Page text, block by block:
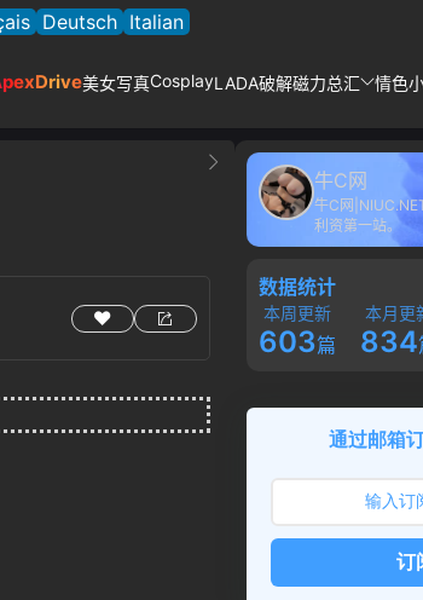
Deutsch Italian
美女写真CosplayLADA破解磁力总汇 情色
牛C网
牛C网
利资第一站。
数据统计
本周更新
603篇
本月更
834
通过邮箱
订